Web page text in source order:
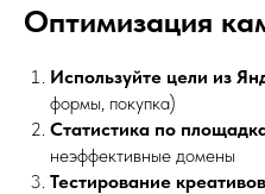
Оптимизация
Используйте цели из
формы, покупка)
Статистика по
неэффективные домены
Тестирование креативов